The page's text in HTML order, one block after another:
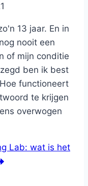
13 jaar. En in
nooit een
of mijn conditie
ben ik best
functioneert
te krijgen
overwogen
Lab: wat is het